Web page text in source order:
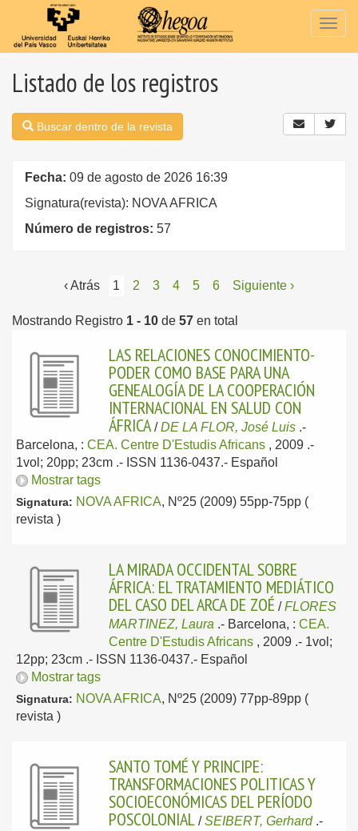
Listado de los registros
Buscar dentro de la revista
Fecha: 09 de agosto de 2026 16:39
Signatura(revista): NOVA AFRICA
Número de registros: 57
‹ Atrás 1 2 3 4 5 6 Siguiente ›
Mostrando Registro 1 - 10 de 57 en total
LAS RELACIONES CONOCIMIENTO-
PODER COMO BASE PARA UNA
GENEALOGÍA DE LA COOPERACIÓN
INTERNACIONAL EN SALUD CON
ÁFRICA /DE LA FLOR, José Luis .-
Barcelona, : CEA. Centre D'Estudis Africans , 2009 .-
1vol; 20pp; 23cm .- ISSN 1136-0437.- Español
Mostrar tags
Signatura: NOVA AFRICA, Nº25 (2009) 55pp-75pp (
revista )
LA MIRADA OCCIDENTAL SOBRE
ÁFRICA: EL TRATAMIENTO MEDIÁTICO
DEL CASO DEL ARCA DE ZOÉ /FLORES
MARTINEZ, Laura .- Barcelona, : CEA.
Centre D'Estudis Africans , 2009 .- 1vol;
12pp; 23cm .- ISSN 1136-0437.- Español
Mostrar tags
Signatura: NOVA AFRICA, Nº25 (2009) 77pp-89pp (
revista )
SANTO TOMÉ Y PRINCIPE:
TRANSFORMACIONES POLITICAS Y
SOCIOECONÓMICAS DEL PERÍODO
POSCOLONIAL /SEIBERT, Gerhard .-